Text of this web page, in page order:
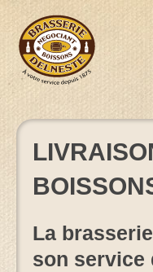
contenu
La
son service